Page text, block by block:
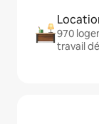
970
travail